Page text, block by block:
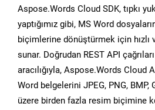
Aspose.Words Cloud SDK, tıpkı
yaptığımız gibi, MS Word
biçimlerine dönüştürmek için hızlı
sunar. Doğrudan REST API
aracılığıyla, Aspose.Words Cloud
Word belgelerini JPEG, PNG, BMP,
üzere birden fazla resim biçimine